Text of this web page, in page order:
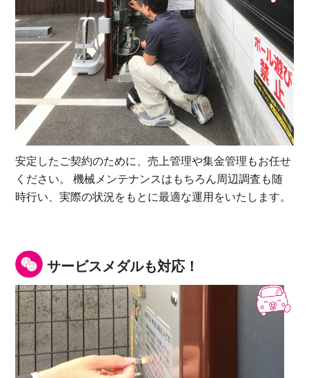
安定したご契約のために、売上管理や集金管理もお任せ
ください。 機械メンテナンスはもちろん周辺調査も随
時行い、実際の状況をもとに最適な運用をいたします。
サービスメダルも対応！